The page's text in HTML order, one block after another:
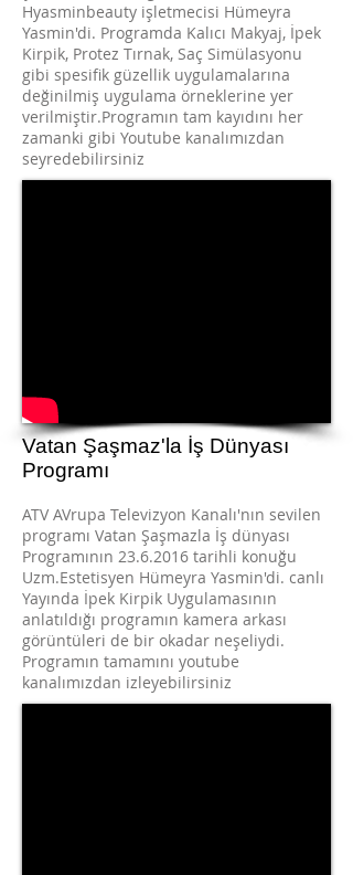
Hyasminbeauty işletmecisi Hümeyra
Yasmin'di. Programda Kalıcı Makyaj, İpek
Kirpik, Protez Tırnak, Saç Simülasyonu
gibi spesifik güzellik uygulamalarına
değinilmiş uygulama örneklerine yer
verilmiştir.Programın tam kayıdını her
zamanki gibi Youtube kanalımızdan
seyredebilirsiniz
Vatan Şaşmaz'la İş Dünyası
Programı
ATV AVrupa Televizyon Kanalı'nın sevilen
programı Vatan Şaşmazla İş dünyası
Programının 23.6.2016 tarihli konuğu
Uzm.Estetisyen Hümeyra Yasmin'di. canlı
Yayında İpek Kirpik Uygulamasının
anlatıldığı programın kamera arkası
görüntüleri de bir okadar neşeliydi.
Programın tamamını youtube
kanalımızdan izleyebilirsiniz